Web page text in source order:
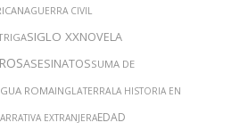
GUERRA CIVIL
SIGLO XXNOVELA
ASESINATOSSUMA DE
ROMAINGLATERRALA HISTORIA EN
EXTRANJERAEDAD